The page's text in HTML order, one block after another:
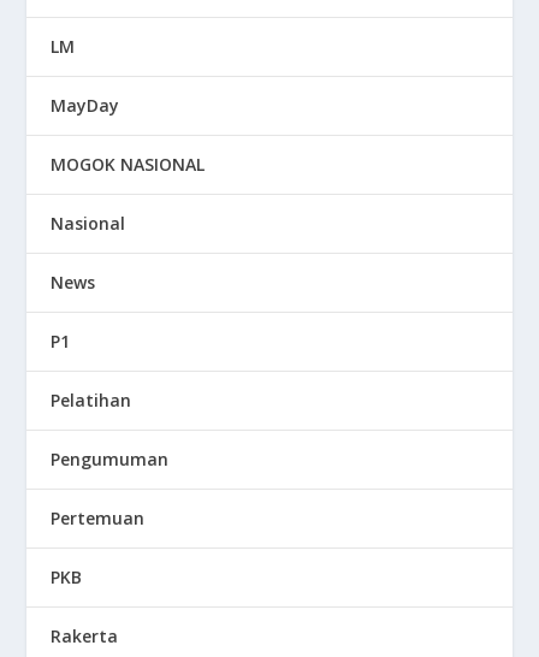
LM
MayDay
MOGOK NASIONAL
Nasional
News
P1
Pelatihan
Pengumuman
Pertemuan
PKB
Rakerta